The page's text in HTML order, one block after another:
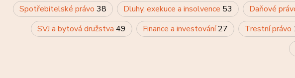
Spotřebitelské právo 38 Dluhy, exekuce a insolvence 53 Daňové
SVJ a bytová družstva 49 Finance a investování27 Trestní právo